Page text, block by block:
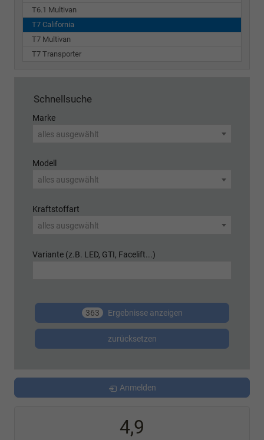
T6.1 Multivan
T7 California
T7 Multivan
T7 Transporter
Schnellsuche
Marke
alles ausgewählt
Modell
alles ausgewählt
Kraftstoffart
alles ausgewählt
Variante (z.B. LED, GTI, Facelift...)
363 Ergebnisse anzeigen
zurücksetzen
Anmelden
4,9